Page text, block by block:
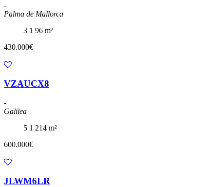
-
Palma de Mallorca
3 1 96 m²
430.000€
VZAUCX8
-
Galilea
5 1 214 m²
600.000€
JLWM6LR